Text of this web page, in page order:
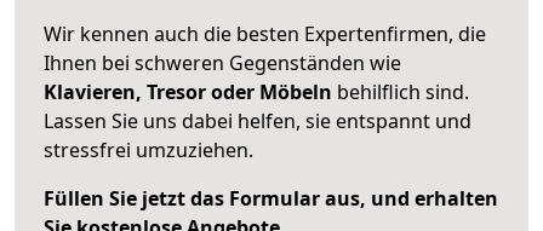
Wir kennen auch die besten Expertenfirmen, die
Ihnen bei schweren Gegenständen wie
Klavieren, Tresor oder Möbeln behilflich sind.
Lassen Sie uns dabei helfen, sie entspannt und
stressfrei umzuziehen.
Füllen Sie jetzt das Formular aus, und erhalten